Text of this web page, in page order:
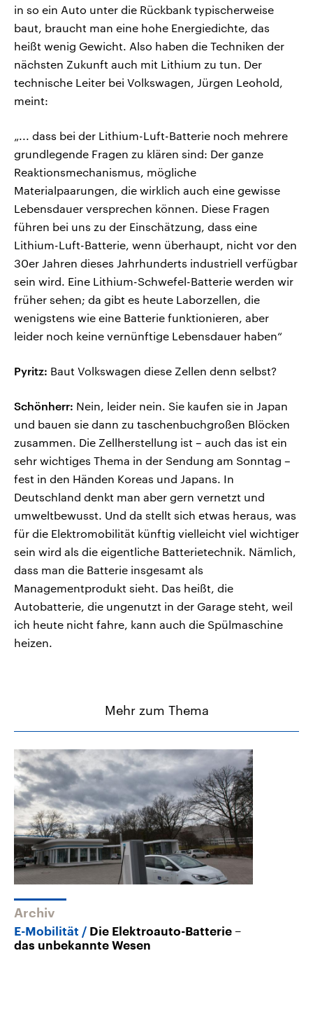
in so ein Auto unter die Rückbank typischerweise
baut, braucht man eine hohe Energiedichte, das
heißt wenig Gewicht. Also haben die Techniken der
nächsten Zukunft auch mit Lithium zu tun. Der
technische Leiter bei Volkswagen, Jürgen Leohold,
meint:
„... dass bei der Lithium-Luft-Batterie noch mehrere
grundlegende Fragen zu klären sind: Der ganze
Reaktionsmechanismus, mögliche
Materialpaarungen, die wirklich auch eine gewisse
Lebensdauer versprechen können. Diese Fragen
führen bei uns zu der Einschätzung, dass eine
Lithium-Luft-Batterie, wenn überhaupt, nicht vor den
30er Jahren dieses Jahrhunderts industriell verfügbar
sein wird. Eine Lithium-Schwefel-Batterie werden wir
früher sehen; da gibt es heute Laborzellen, die
wenigstens wie eine Batterie funktionieren, aber
leider noch keine vernünftige Lebensdauer haben“
Pyritz: Baut Volkswagen diese Zellen denn selbst?
Schönherr: Nein, leider nein. Sie kaufen sie in Japan
und bauen sie dann zu taschenbuchgroßen Blöcken
zusammen. Die Zellherstellung ist – auch das ist ein
sehr wichtiges Thema in der Sendung am Sonntag –
fest in den Händen Koreas und Japans. In
Deutschland denkt man aber gern vernetzt und
umweltbewusst. Und da stellt sich etwas heraus, was
für die Elektromobilität künftig vielleicht viel wichtiger
sein wird als die eigentliche Batterietechnik. Nämlich,
dass man die Batterie insgesamt als
Managementprodukt sieht. Das heißt, die
Autobatterie, die ungenutzt in der Garage steht, weil
ich heute nicht fahre, kann auch die Spülmaschine
heizen.
Mehr zum Thema
Archiv
E-Mobilität
Die Elektroauto-Batterie –
das unbekannte Wesen